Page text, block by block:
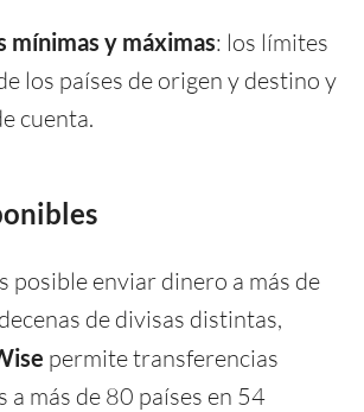
mínimas y máximas: los límites
los países de origen y destino y
cuenta.
posible enviar dinero a más de
de divisas distintas,
permite transferencias
a más de 80 países en 54